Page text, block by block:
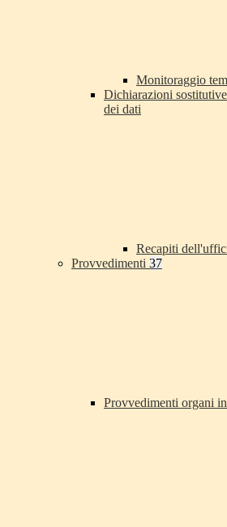
Monitoraggio
Dichiarazioni
dei dati
Recapiti
Provvedimenti 37
Provvedimenti organi